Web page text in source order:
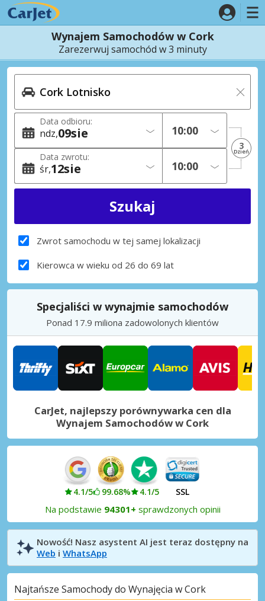
Wynajem Samochodów w Cork
Zarezerwuj samochód w 3 minuty
Data odbioru:
ndz 09sie
Data zwrotu:
śr 12sie
3
Dzień
Zwrot samochodu w tej samej lokalizacji
Kierowca w wieku od 26 do 69 lat
Specjaliści w wynajmie samochodów
Ponad 17.9 miliona zadowolonych klientów
CarJet, najlepszy porównywarka cen dla
Wynajem Samochodów w Cork
4.1/5 99.68% 4.1/5 SSL
Na podstawie 94301+ sprawdzonych opinii
Nowość! Nasz asystent AI jest teraz dostępny na
Web i WhatsApp
Najtańsze Samochody do Wynajęcia w Cork